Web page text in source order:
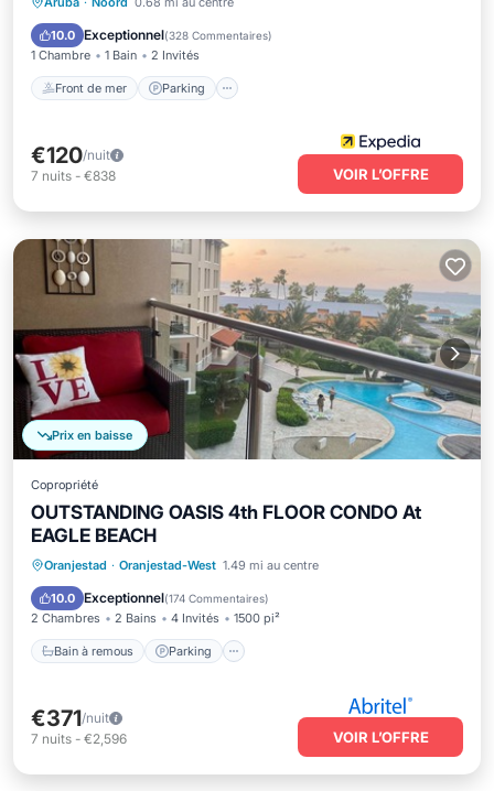
10.0 Exceptionnel(328 Commentaires)
1 Chambre 1 Bain 2 Invités
Front de mer Parking
Vue sur l’océan
€120/nuit
7 nuits - €838 VOIR L’OFFRE
Prix en baisse
Copropriété
OUTSTANDING OASIS 4th FLOOR CONDO At
EAGLE BEACH
Oranjestad · Oranjestad-West 1.49 mi au centre
10.0 Exceptionnel(174 Commentaires)
2 Chambres 2 Bains 4 Invités 1500 pi²
Bain à remous Parking
Bain à remous Parking
Piscine
Vue sur l’océan
€371/nuit
7 nuits - €2,596 VOIR L’OFFRE